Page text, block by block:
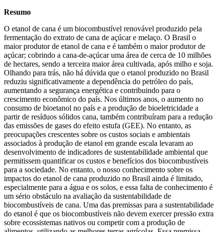
Resumo
O etanol de cana é um biocombustível renovável produzido pela
fermentação do extrato de cana de açúcar e melaço. O Brasil o
maior produtor de etanol de cana e é também o maior produtor de
açúcar; cobrindo a cana-de-açúcar uma área de cerca de 10 milhões
de hectares, sendo a terceira maior área cultivada, após milho e soja.
Olhando para trás, não há dúvida que o etanol produzido no Brasil
reduziu significativamente a dependência do petróleo do país,
aumentando a segurança energética e contribuindo para o
crescimento econômico do país. Nos últimos anos, o aumento no
consumo de bioetanol no país e a produção de bioeletricidade a
partir de resíduos sólidos cana, também contribuíram para a redução
das emissões de gases do efeito estufa (GEE). No entanto, as
preocupações crescentes sobre os custos sociais e ambientais
associados à produção de etanol em grande escala levaram ao
desenvolvimento de indicadores de sustentabilidade ambiental que
permitissem quantificar os custos e benefícios dos biocombustíveis
para a sociedade. No entanto, o nosso conhecimento sobre os
impactos do etanol de cana produzido no Brasil ainda é limitado,
especialmente para a água e os solos, e essa falta de conhecimento é
um sério obstáculo na avaliação da sustentabilidade de
biocombustíveis de cana. Uma das premissas para a sustentabilidade
do etanol é que os biocombustíveis não devem exercer pressão extra
sobre ecossistemas nativos ou competir com a produção de